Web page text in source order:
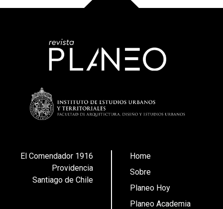
El Comendador 1916
Providencia
Santiago de Chile
Home
Sobre
Planeo Hoy
Planeo Academia